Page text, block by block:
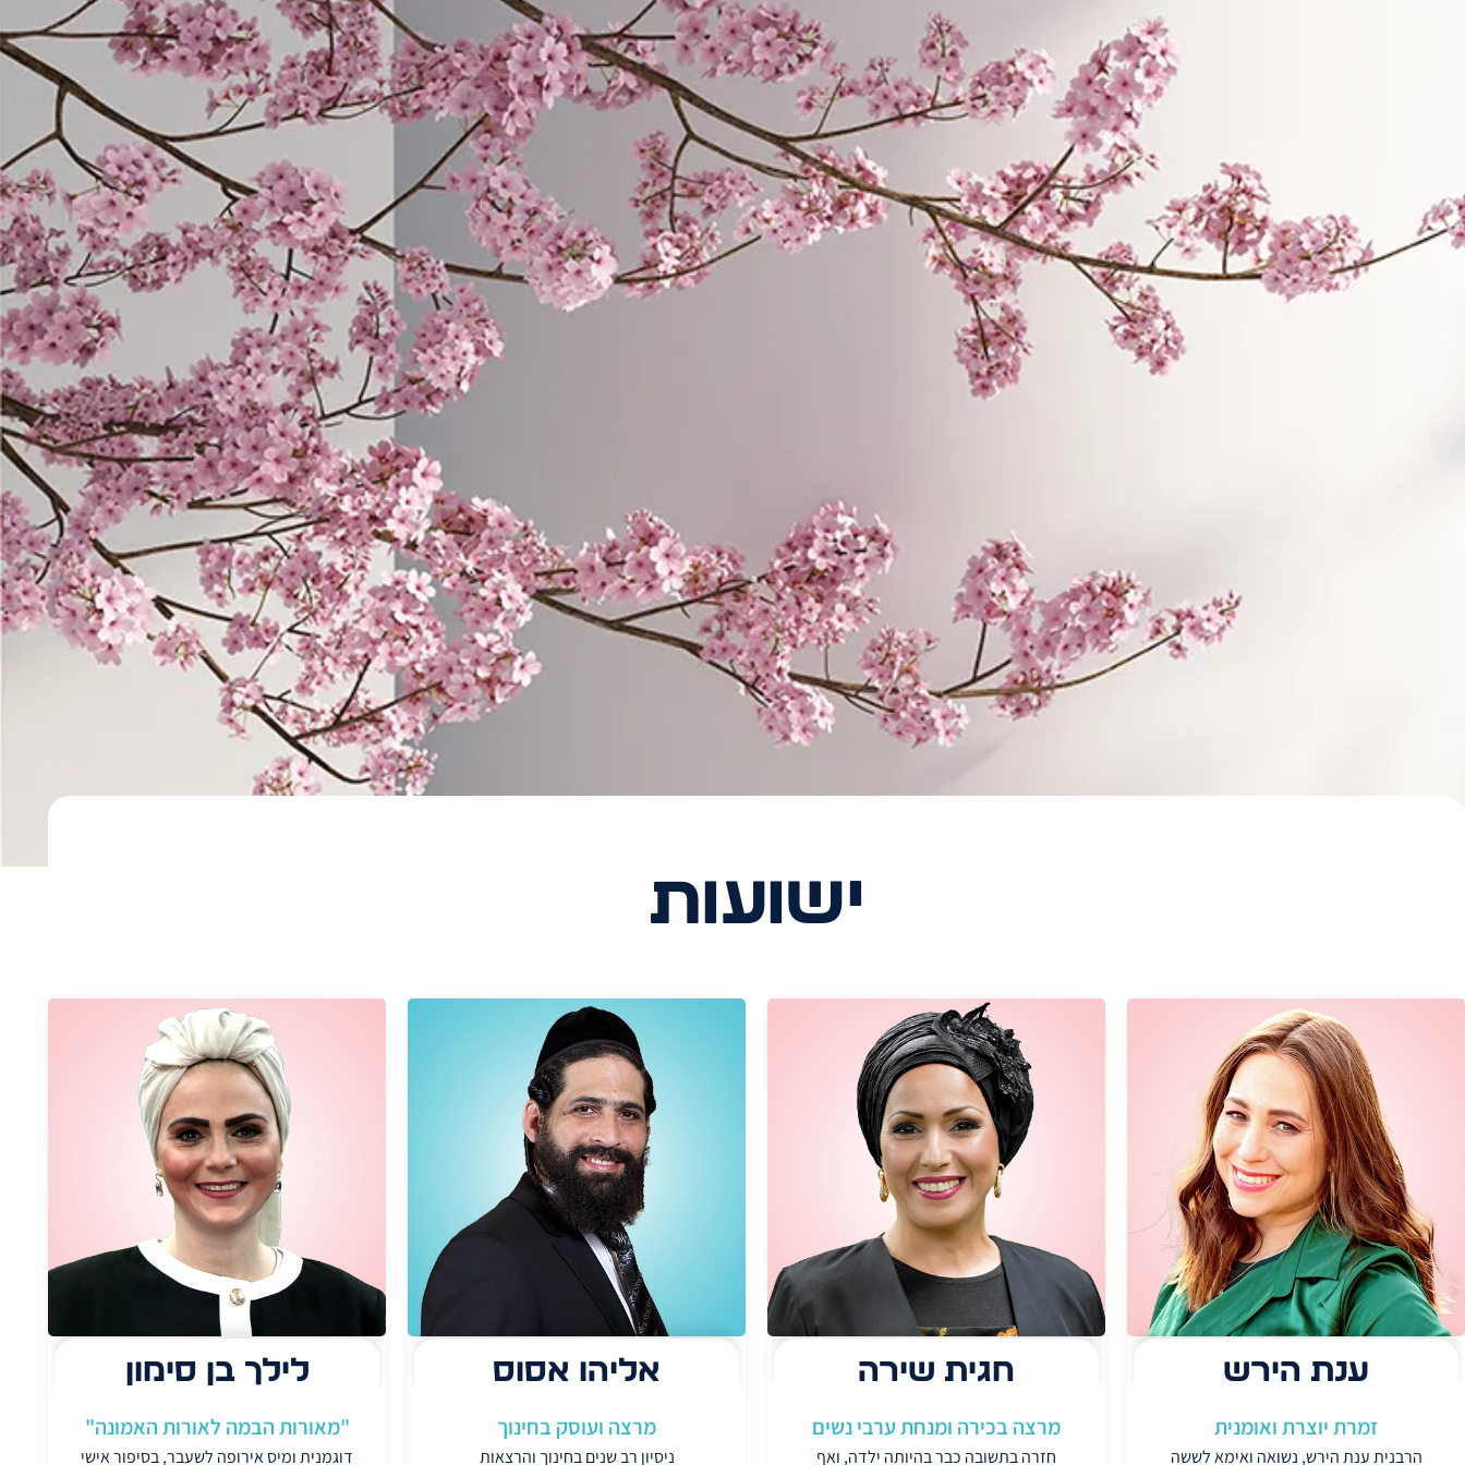
ישועות
ענת הירש
זמרת יוצרת ואומנית
הרבנית ענת הירש, נשואה ואימא לששה
חגית שירה
מרצה בכירה ומנחת ערבי נשים
חזרה בתשובה כבר בהיותה ילדה, ואף
אליהו אסוס
מרצה ועוסק בחינוך
ניסיון רב שנים בחינוך והרצאות
לילך בן סימון
"מאורות הבמה לאורות האמונה"
דוגמנית ומיס אירופה לשעבר, בסיפור אישי